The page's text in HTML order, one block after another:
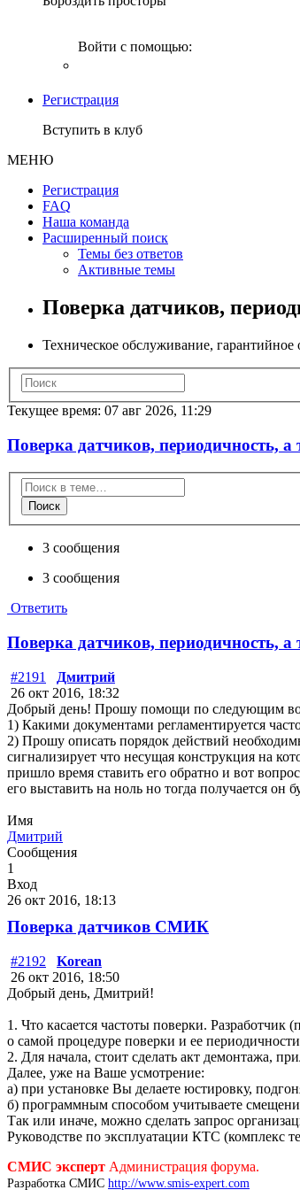
Войти с помощью:
Регистрация
Вступить в клуб
МЕНЮ
Регистрация
FAQ
Наша команда
Расширенный поиск
Темы без ответов
Активные темы
Поверка датчиков,
Техническое обслуживание,
Текущее время: 07 авг 2026, 11:29
Поверка датчиков, периодичность, а
Поиск
3 сообщения
3 сообщения
Ответить
Поверка датчиков, периодичность, а
#2191
Дмитрий
26 окт 2016, 18:32
Добрый день! Прошу помощи по следующим
1) Какими документами регламентируется
2) Прошу описать порядок действий
сигнализирует что несущая конструкция на
пришло время ставить его обратно и вот
его выставить на ноль но тогда получается
Имя
Дмитрий
Сообщения
1
Вход
26 окт 2016, 18:13
Поверка датчиков СМИК
#2192
Korean
26 окт 2016, 18:50
Добрый день, Дмитрий!
1. Что касается частоты поверки.
о самой процедуре поверки и ее
2. Для начала, стоит сделать акт демонтажа,
Далее, уже на Ваше усмотрение:
а) при установке Вы делаете юстировку,
б) программным способом учитываете
Так или иначе, можно сделать запрос
Руководстве по эксплуатации КТС (комплекс
СМИС эксперт Администрация форума.
Разработка СМИС http://www.smis-expert.com